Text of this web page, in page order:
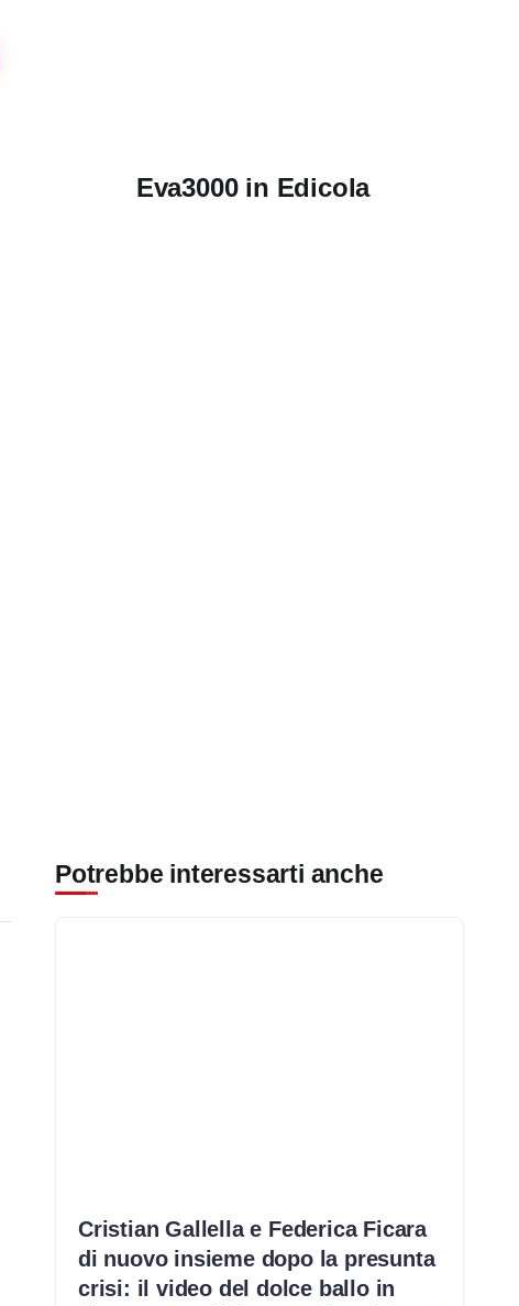
Eva3000 in Edicola
Potrebbe interessarti anche
Cristian Gallella e Federica Ficara
di nuovo insieme dopo la presunta
crisi: il video del dolce ballo in